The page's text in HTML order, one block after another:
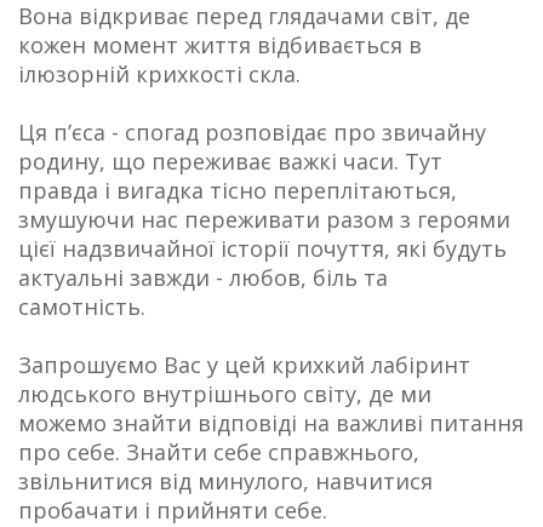
Вона відкриває перед глядачами світ, де
кожен момент життя відбивається в
ілюзорній крихкості скла.
Ця п’єса - спогад розповідає про звичайну
родину, що переживає важкі часи. Тут
правда і вигадка тісно переплітаються,
змушуючи нас переживати разом з героями
цієї надзвичайної історії почуття, які будуть
актуальні завжди - любов, біль та
самотність.
Запрошуємо Вас у цей крихкий лабіринт
людського внутрішнього світу, де ми
можемо знайти відповіді на важливі питання
про себе. Знайти себе справжнього,
звільнитися від минулого, навчитися
пробачати і прийняти себе.